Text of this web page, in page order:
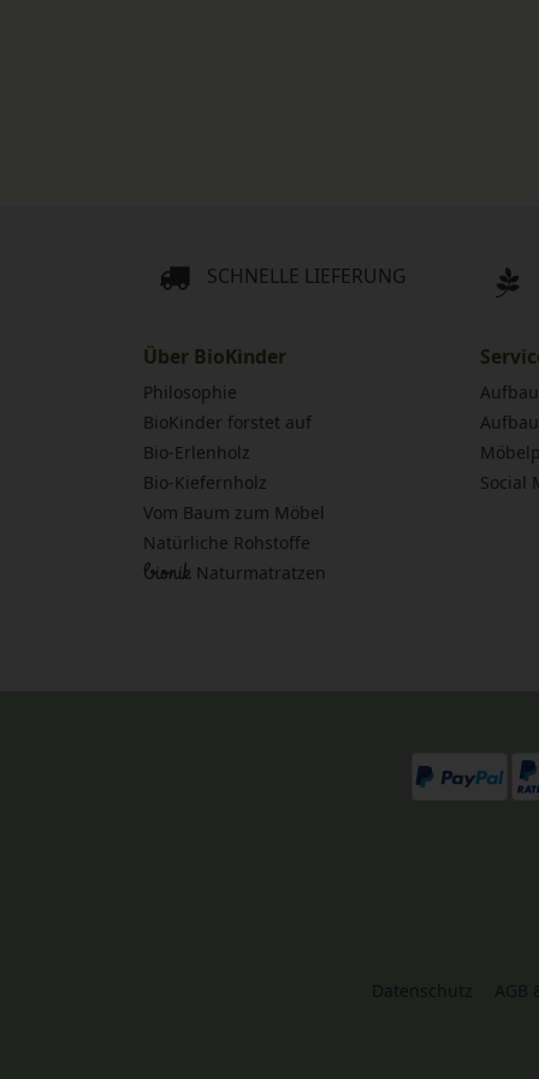
SCHNELLE LIEFERUNG
Über BioKinder
Philosophie
BioKinder forstet auf
Bio-Erlenholz
Bio-Kiefernholz
Vom Baum zum Möbel
Natürliche Rohstoffe
bionik Naturmatratzen
Social